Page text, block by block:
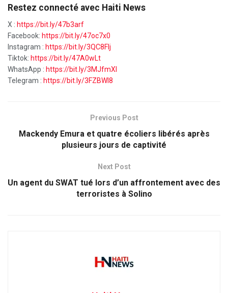
Restez connecté avec Haiti News
X : https://bit.ly/47b3arf
Facebook: https://bit.ly/47oc7x0
Instagram : https://bit.ly/3QC8FIj
Tiktok: https://bit.ly/47A0wLt
WhatsApp : https://bit.ly/3MJfmXI
Telegram : https://bit.ly/3FZBWI8
Previous Post
Mackendy Emura et quatre écoliers libérés après
plusieurs jours de captivité
Next Post
Un agent du SWAT tué lors d’un affrontement avec des
terroristes à Solino